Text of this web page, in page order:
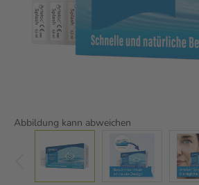
Abbildung kann abweichen